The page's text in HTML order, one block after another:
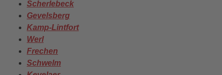
Scherlebeck
Gevelsberg
Kamp-Lintfort
Werl
Frechen
Schwelm